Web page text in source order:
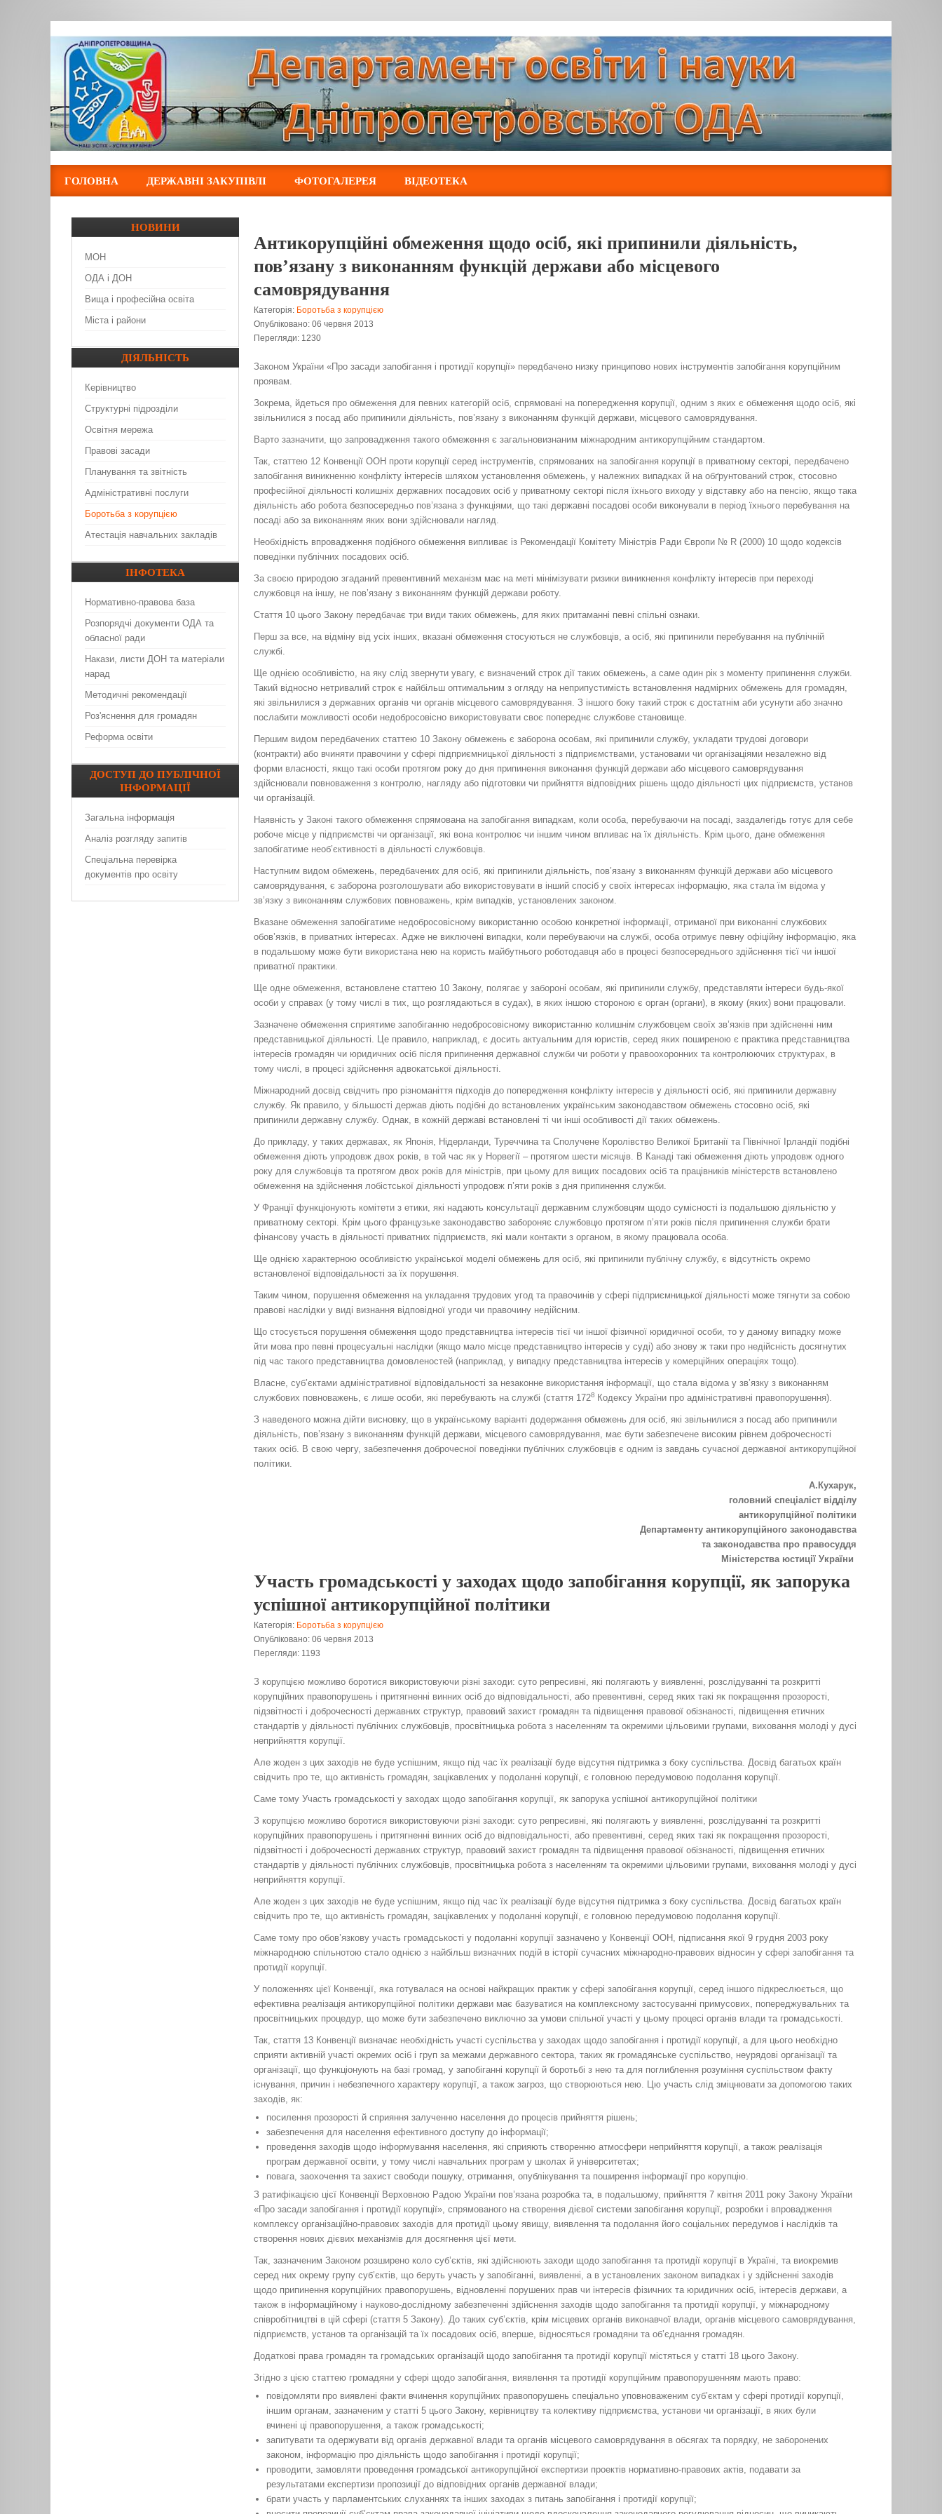
ГОЛОВНА ДЕРЖАВНІ ЗАКУПІВЛІ ФОТОГАЛЕРЕЯ ВІДЕОТЕКА
Антикорупційні обмеження щодо осіб, які припинили діяльність,
пов’язану з виконанням функцій держави або місцевого
самоврядування
Категорія: Боротьба з корупцією
Опубліковано: 06 червня 2013
Перегляди: 1230
Законом України «Про засади запобігання і протидії корупції» передбачено низку принципово нових інструментів запобігання корупційним
проявам.
Зокрема, йдеться про обмеження для певних категорій осіб, спрямовані на попередження корупції, одним з яких є обмеження щодо осіб, які
звільнилися з посад або припинили діяльність, пов’язану з виконанням функцій держави, місцевого самоврядування.
Варто зазначити, що запровадження такого обмеження є загальновизнаним міжнародним антикорупційним стандартом.
Так, статтею 12 Конвенції ООН проти корупції серед інструментів, спрямованих на запобігання корупції в приватному секторі, передбачено
запобігання виникненню конфлікту інтересів шляхом установлення обмежень, у належних випадках й на обґрунтований строк, стосовно
професійної діяльності колишніх державних посадових осіб у приватному секторі після їхнього виходу у відставку або на пенсію, якщо така
діяльність або робота безпосередньо пов’язана з функціями, що такі державні посадові особи виконували в період їхнього перебування на
посаді або за виконанням яких вони здійснювали нагляд.
Необхідність впровадження подібного обмеження випливає із Рекомендації Комітету Міністрів Ради Європи № R (2000) 10 щодо кодексів
поведінки публічних посадових осіб.
За своєю природою згаданий превентивний механізм має на меті мінімізувати ризики виникнення конфлікту інтересів при переході
службовця на іншу, не пов’язану з виконанням функцій держави роботу.
Стаття 10 цього Закону передбачає три види таких обмежень, для яких притаманні певні спільні ознаки.
Перш за все, на відміну від усіх інших, вказані обмеження стосуються не службовців, а осіб, які припинили перебування на публічній
службі.
Ще однією особливістю, на яку слід звернути увагу, є визначений строк дії таких обмежень, а саме один рік з моменту припинення служби.
Такий відносно нетривалий строк є найбільш оптимальним з огляду на неприпустимість встановлення надмірних обмежень для громадян,
які звільнилися з державних органів чи органів місцевого самоврядування. З іншого боку такий строк є достатнім аби усунути або значно
послабити можливості особи недобросовісно використовувати своє попереднє службове становище.
Першим видом передбачених статтею 10 Закону обмежень є заборона особам, які припинили службу, укладати трудові договори
(контракти) або вчиняти правочини у сфері підприємницької діяльності з підприємствами, установами чи організаціями незалежно від
форми власності, якщо такі особи протягом року до дня припинення виконання функцій держави або місцевого самоврядування
здійснювали повноваження з контролю, нагляду або підготовки чи прийняття відповідних рішень щодо діяльності цих підприємств, установ
чи організацій.
Наявність у Законі такого обмеження спрямована на запобігання випадкам, коли особа, перебуваючи на посаді, заздалегідь готує для себе
робоче місце у підприємстві чи організації, які вона контролює чи іншим чином впливає на їх діяльність. Крім цього, дане обмеження
запобігатиме необ’єктивності в діяльності службовців.
Наступним видом обмежень, передбачених для осіб, які припинили діяльність, пов’язану з виконанням функцій держави або місцевого
самоврядування, є заборона розголошувати або використовувати в інший спосіб у своїх інтересах інформацію, яка стала їм відома у
зв’язку з виконанням службових повноважень, крім випадків, установлених законом.
Вказане обмеження запобігатиме недобросовісному використанню особою конкретної інформації, отриманої при виконанні службових
обов’язків, в приватних інтересах. Адже не виключені випадки, коли перебуваючи на службі, особа отримує певну офіційну інформацію, яка
в подальшому може бути використана нею на користь майбутнього роботодавця або в процесі безпосереднього здійснення тієї чи іншої
приватної практики.
Ще одне обмеження, встановлене статтею 10 Закону, полягає у забороні особам, які припинили службу, представляти інтереси будь-якої
особи у справах (у тому числі в тих, що розглядаються в судах), в яких іншою стороною є орган (органи), в якому (яких) вони працювали.
Зазначене обмеження сприятиме запобіганню недобросовісному використанню колишнім службовцем своїх зв’язків при здійсненні ним
представницької діяльності. Це правило, наприклад, є досить актуальним для юристів, серед яких поширеною є практика представництва
інтересів громадян чи юридичних осіб після припинення державної служби чи роботи у правоохоронних та контролюючих структурах, в
тому числі, в процесі здійснення адвокатської діяльності.
Міжнародний досвід свідчить про різноманіття підходів до попередження конфлікту інтересів у діяльності осіб, які припинили державну
службу. Як правило, у більшості держав діють подібні до встановлених українським законодавством обмежень стосовно осіб, які
припинили державну службу. Однак, в кожній державі встановлені ті чи інші особливості дії таких обмежень.
До прикладу, у таких державах, як Японія, Нідерланди, Туреччина та Сполучене Королівство Великої Британії та Північної Ірландії подібні
обмеження діють упродовж двох років, в той час як у Норвегії – протягом шести місяців. В Канаді такі обмеження діють упродовж одного
року для службовців та протягом двох років для міністрів, при цьому для вищих посадових осіб та працівників міністерств встановлено
обмеження на здійснення лобістської діяльності упродовж п’яти років з дня припинення служби.
У Франції функціонують комітети з етики, які надають консультації державним службовцям щодо сумісності із подальшою діяльністю у
приватному секторі. Крім цього французьке законодавство забороняє службовцю протягом п’яти років після припинення служби брати
фінансову участь в діяльності приватних підприємств, які мали контакти з органом, в якому працювала особа.
Ще однією характерною особливістю української моделі обмежень для осіб, які припинили публічну службу, є відсутність окремо
встановленої відповідальності за їх порушення.
Таким чином, порушення обмеження на укладання трудових угод та правочинів у сфері підприємницької діяльності може тягнути за собою
правові наслідки у виді визнання відповідної угоди чи правочину недійсним.
Що стосується порушення обмеження щодо представництва інтересів тієї чи іншої фізичної юридичної особи, то у даному випадку може
йти мова про певні процесуальні наслідки (якщо мало місце представництво інтересів у суді) або знову ж таки про недійсність досягнутих
під час такого представництва домовленостей (наприклад, у випадку представництва інтересів у комерційних операціях тощо).
Власне, суб’єктами адміністративної відповідальності за незаконне використання інформації, що стала відома у зв’язку з виконанням
службових повноважень, є лише особи, які перебувають на службі (стаття 1728 Кодексу України про адміністративні правопорушення).
З наведеного можна дійти висновку, що в українському варіанті додержання обмежень для осіб, які звільнилися з посад або припинили
діяльність, пов’язану з виконанням функцій держави, місцевого самоврядування, має бути забезпечене високим рівнем доброчесності
таких осіб. В свою чергу, забезпечення доброчесної поведінки публічних службовців є одним із завдань сучасної державної антикорупційної
політики.
А.Кухарук,
головний спеціаліст відділу
антикорупційної політики
Департаменту антикорупційного законодавства
та законодавства про правосуддя
Міністерства юстиції України
Участь громадськості у заходах щодо запобігання корупції, як запорука
успішної антикорупційної політики
Категорія: Боротьба з корупцією
Опубліковано: 06 червня 2013
Перегляди: 1193
З корупцією можливо боротися використовуючи різні заходи: суто репресивні, які полягають у виявленні, розслідуванні та розкритті
корупційних правопорушень і притягненні винних осіб до відповідальності, або превентивні, серед яких такі як покращення прозорості,
підзвітності і доброчесності державних структур, правовий захист громадян та підвищення правової обізнаності, підвищення етичних
стандартів у діяльності публічних службовців, просвітницька робота з населенням та окремими цільовими групами, виховання молоді у дусі
неприйняття корупції.
Але жоден з цих заходів не буде успішним, якщо під час їх реалізації буде відсутня підтримка з боку суспільства. Досвід багатьох країн
свідчить про те, що активність громадян, зацікавлених у подоланні корупції, є головною передумовою подолання корупції.
Саме тому Участь громадськості у заходах щодо запобігання корупції, як запорука успішної антикорупційної політики
З корупцією можливо боротися використовуючи різні заходи: суто репресивні, які полягають у виявленні, розслідуванні та розкритті
корупційних правопорушень і притягненні винних осіб до відповідальності, або превентивні, серед яких такі як покращення прозорості,
підзвітності і доброчесності державних структур, правовий захист громадян та підвищення правової обізнаності, підвищення етичних
стандартів у діяльності публічних службовців, просвітницька робота з населенням та окремими цільовими групами, виховання молоді у дусі
неприйняття корупції.
Але жоден з цих заходів не буде успішним, якщо під час їх реалізації буде відсутня підтримка з боку суспільства. Досвід багатьох країн
свідчить про те, що активність громадян, зацікавлених у подоланні корупції, є головною передумовою подолання корупції.
Саме тому про обов’язкову участь громадськості у подоланні корупції зазначено у Конвенції ООН, підписання якої 9 грудня 2003 року
міжнародною спільнотою стало однією з найбільш визначних подій в історії сучасних міжнародно-правових відносин у сфері запобігання та
протидії корупції.
У положеннях цієї Конвенції, яка готувалася на основі найкращих практик у сфері запобігання корупції, серед іншого підкреслюється, що
ефективна реалізація антикорупційної політики держави має базуватися на комплексному застосуванні примусових, попереджувальних та
просвітницьких процедур, що може бути забезпечено виключно за умови спільної участі у цьому процесі органів влади та громадськості.
Так, стаття 13 Конвенції визначає необхідність участі суспільства у заходах щодо запобігання і протидії корупції, а для цього необхідно
сприяти активній участі окремих осіб і груп за межами державного сектора, таких як громадянське суспільство, неурядові організації та
організації, що функціонують на базі громад, у запобіганні корупції й боротьбі з нею та для поглиблення розуміння суспільством факту
існування, причин і небезпечного характеру корупції, а також загроз, що створюються нею. Цю участь слід зміцнювати за допомогою таких
заходів, як:
посилення прозорості й сприяння залученню населення до процесів прийняття рішень;
забезпечення для населення ефективного доступу до інформації;
проведення заходів щодо інформування населення, які сприяють створенню атмосфери неприйняття корупції, а також реалізація
програм державної освіти, у тому числі навчальних програм у школах й університетах;
повага, заохочення та захист свободи пошуку, отримання, опублікування та поширення інформації про корупцію.
З ратифікацією цієї Конвенції Верховною Радою України пов’язана розробка та, в подальшому, прийняття 7 квітня 2011 року Закону України
«Про засади запобігання і протидії корупції», спрямованого на створення дієвої системи запобігання корупції, розробки і впровадження
комплексу організаційно-правових заходів для протидії цьому явищу, виявлення та подолання його соціальних передумов і наслідків та
створення нових дієвих механізмів для досягнення цієї мети.
Так, зазначеним Законом розширено коло суб’єктів, які здійснюють заходи щодо запобігання та протидії корупції в Україні, та виокремив
серед них окрему групу суб’єктів, що беруть участь у запобіганні, виявленні, а в установлених законом випадках і у здійсненні заходів
щодо припинення корупційних правопорушень, відновленні порушених прав чи інтересів фізичних та юридичних осіб, інтересів держави, а
також в інформаційному і науково-дослідному забезпеченні здійснення заходів щодо запобігання та протидії корупції, у міжнародному
співробітництві в цій сфері (стаття 5 Закону). До таких суб’єктів, крім місцевих органів виконавчої влади, органів місцевого самоврядування,
підприємств, установ та організацій та їх посадових осіб, вперше, відносяться громадяни та об’єднання громадян.
Додаткові права громадян та громадських організацій щодо запобігання та протидії корупції містяться у статті 18 цього Закону.
Згідно з цією статтею громадяни у сфері щодо запобігання, виявлення та протидії корупційним правопорушенням мають право:
повідомляти про виявлені факти вчинення корупційних правопорушень спеціально уповноваженим суб’єктам у сфері протидії корупції,
іншим органам, зазначеним у статті 5 цього Закону, керівництву та колективу підприємства, установи чи організації, в яких були
вчинені ці правопорушення, а також громадськості;
запитувати та одержувати від органів державної влади та органів місцевого самоврядування в обсягах та порядку, не заборонених
законом, інформацію про діяльність щодо запобігання і протидії корупції;
проводити, замовляти проведення громадської антикорупційної експертизи проектів нормативно-правових актів, подавати за
результатами експертизи пропозиції до відповідних органів державної влади;
брати участь у парламентських слуханнях та інших заходах з питань запобігання і протидії корупції;
НОВИНИ
МОН
ОДА і ДОН
Вища і професійна освіта
Міста і райони
ДІЯЛЬНІСТЬ
Керівництво
Структурні підрозділи
Освітня мережа
Правові засади
Планування та звітність
Адміністративні послуги
Боротьба з корупцією
Атестація навчальних закладів
ІНФОТЕКА
Нормативно-правова база
Розпорядчі документи ОДА та
обласної ради
Накази, листи ДОН та матеріали
нарад
Методичні рекомендації
Роз'яснення для громадян
Реформа освіти
ДОСТУП ДО ПУБЛІЧНОЇ
ІНФОРМАЦІЇ
Загальна інформація
Аналіз розгляду запитів
Спеціальна перевірка
документів про освіту